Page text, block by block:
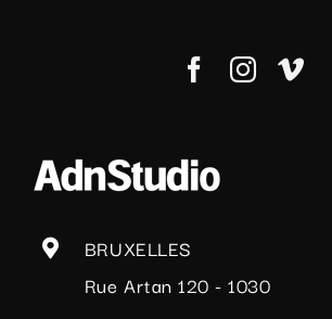
BRUXELLES
Rue Artan 120 - 1030